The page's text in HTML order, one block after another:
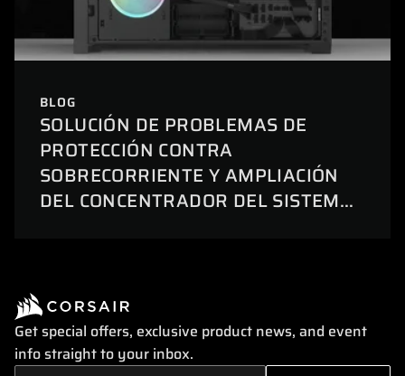
BLOG
SOLUCIÓN DE PROBLEMAS DE
PROTECCIÓN CONTRA
SOBRECORRIENTE Y AMPLIACIÓN
DEL CONCENTRADOR DEL SISTEMA
Get special offers, exclusive product news, and event
info straight to your inbox.